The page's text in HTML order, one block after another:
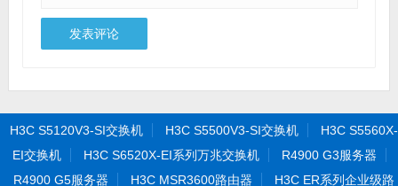
H3C S5120V3-SI交换机 H3C S5500V3-SI交换机
H3C S5560X-
EI交换机
H3C S6520X-EI系列万兆交换机
R4900 G3服务器
R4900 G5服务器
H3C MSR3600路由器 H3C ER系列企业级路